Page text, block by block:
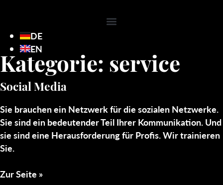
DE
EN
Kategorie: service
Social Media
Sie brauchen ein Netzwerk für die sozialen Netzwerke.
Sie sind ein bedeutender Teil Ihrer Kommunikation. Und
sie sind eine Herausforderung für Profis. Wir trainieren
Sie.
Zur Seite »